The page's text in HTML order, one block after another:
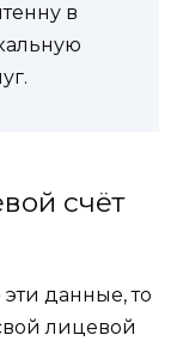
в
счёт
данные, то
лицевой